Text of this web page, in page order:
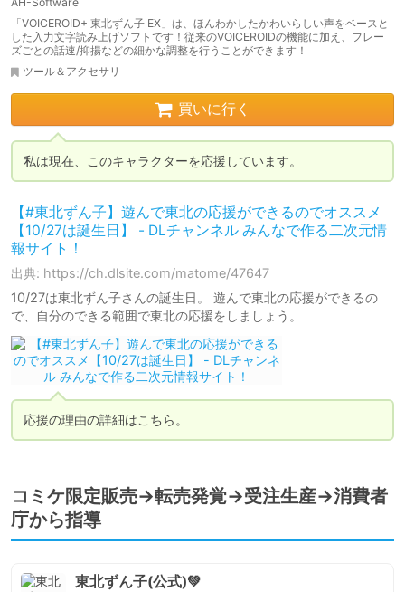
「VOICEROID+ 東北ずん子 EX」は、ほんわかしたかわいらしい声をベースと
した入力文字読み上げソフトです！従来のVOICEROIDの機能に加え、フレー
ズごとの話速/抑揚などの細かな調整を行うことができます！
ツール＆アクセサリ
買いに行く
私は現在、このキャラクターを応援しています。
【#東北ずん子】遊んで東北の応援ができるのでオススメ
【10/27は誕生日】 - DLチャンネル みんなで作る二次元情
報サイト！
出典: https://ch.dlsite.com/matome/47647
10/27は東北ずん子さんの誕生日。 遊んで東北の応援ができるの
で、自分のできる範囲で東北の応援をしましょう。
応援の理由の詳細はこちら。
コミケ限定販売→転売発覚→受注生産→消費者
庁から指導
東北ずん子(公式)💚